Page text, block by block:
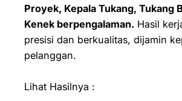
Proyek, Kepala Tukang, Tukang
Kenek berpengalaman. Hasil
presisi dan berkualitas, dijamin
pelanggan.
Lihat Hasilnya :